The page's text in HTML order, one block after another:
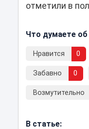
отметили в
Что думаете
Нравится 0
Забавно 0
Возмутительно
В статье: